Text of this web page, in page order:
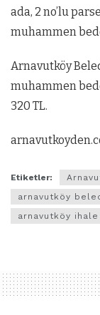
ada, 2 no’lu
muhammen
Arnavutköy
muhammen
320 TL.
Etiketler:
arnavutköy
arnavutköy ihale